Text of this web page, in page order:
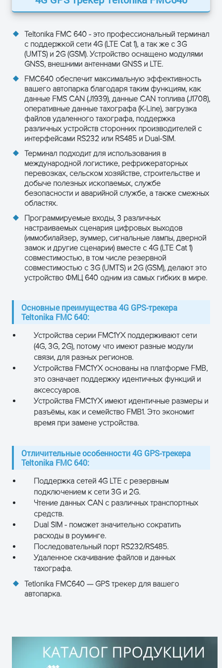
Teltonika FMC 640 - это профессиональный терминал
с поддержкой сети 4G (LTE Cat 1), а так же с 3G
(UMTS) и 2G (GSM). Устройство оснащено модулями
GNSS, внешними антеннами GNSS и LTE.
FMC640 обеспечит максимальную эффективность
вашего автопарка благодаря таким функциям, как
данные FMS CAN (J1939), данные CAN топлива (J1708),
оперативные данные тахографа (K-Line), загрузка
файлов удаленного тахографа, поддержка
различных устройств сторонних производителей с
интерфейсами RS232 или RS485 и Dual-SIM.
Терминал подходит для использования в
международной логистике, рефрижераторных
перевозках, сельском хозяйстве, строительстве и
добыче полезных ископаемых, службе
безопасности и аварийной службе, а также смежных
областях.
Программируемые входы, 3 различных
настраиваемых сценария цифровых выходов
(иммобилайзер, зуммер, сигнальные лампы, дверной
замок и другие сценарии) вместе с 4G (LTE Cat 1)
совместимостью, в том числе резервной
совместимостью с 3G (UMTS) и 2G (GSM), делают это
устройство ФМЦ 640 одним из самых гибких в мире.
Основные преимущества 4G GPS-трекера
Teltonika FMC 640:
Устройства серии FMC1YX поддерживают сети
(4G, 3G, 2G), потому что имеют разные модули
связи, для разных регионов.
Устройства FMC1YX основаны на платформе FMB,
это означает поддержку идентичных функций и
аксессуаров.
Устройства FMC1YX имеют идентичные размеры и
разъёмы, как и семейство FMB1. Это экономит
время при замене устройства.
Отличительные особенности 4G GPS-трекера
Teltonika FMC 640:
Поддержка сетей 4G LTE с резервным
подключением к сети 3G и 2G.
Чтение данных CAN с различных транспортных
средств.
Dual SIM - поможет значительно сократить
расходы в роуминге.
Последовательный порт RS232/RS485.
Удаленное скачивание файлов и данных
тахографа.
Tetlonika FMC640 — GPS трекер для вашего
автопарка.
СПЕЦИФИКАЦИИ
Вес
197 г
УСЛОВИЯ РАБОТЫ
Рабочая
температура (без
батареи)
-40 °C до +85 °C
Температура
хранения (без
батареи)
-40 °C до +85 °C
Относительная
влажность при
хранении
5% to 95% non-condensing
Степень защиты
ИНТЕРФЕЙСЫ
Цифровые входы
4
Цифровые
выходы
4
Аналоговые
входы
1-Wire
1
RS232
2
RS485
1
CAN j1939
J1708
1
GNSS антенна
Внешняя
2.0 Mini-USB
LED индикация
2x SIM Card (Dual-SIM)
Внутренняя
память
2МБ внутренняя флэш память и
ФУНКЦИИ
Оповещение о блокировке GSM
Оповещение - холостой ход,
буксировки автомобиля,
ОСТАВЬТЕ ЗАЯВКУ
и получите консультацию
ПОЛУЧИТЬ КОНСУЛЬТАЦИЮ